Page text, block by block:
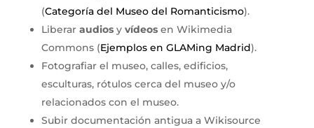
(Categoría del Museo del Romanticismo).
Liberar audios y vídeosen Wikimedia
Commons (Ejemplos en GLAMing Madrid).
Fotografiar el museo, calles, edificios,
esculturas, rótulos cerca del museo y/o
relacionados con el museo.
Subir documentación antigua a Wikisource